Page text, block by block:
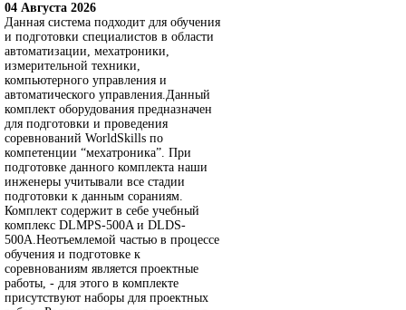
04 Августа 2026
Данная система подходит для обучения
и подготовки специалистов в области
автоматизации, мехатроники,
измерительной техники,
компьютерного управления и
автоматического управления.Данный
комплект оборудования предназначен
для подготовки и проведения
соревнований WorldSkills по
компетенции “мехатроника”. При
подготовке данного комплекта наши
инженеры учитывали все стадии
подготовки к данным сораниям.
Комплект содержит в себе учебный
комплекс DLMPS-500A и DLDS-
500A.Неотъемлемой частью в процессе
обучения и подготовке к
соревнованиям является проектные
работы, - для этого в комплекте
присутствуют наборы для проектных